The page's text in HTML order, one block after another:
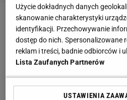
Zobacz wideoHansi Flick
treningowym Barcelony!
miał podjazdu
Użycie dokładnych danych
skanowanie charakterystyki
identyfikacji. Przechowywanie
dostęp do nich. Spersonalizowane
reklam i treści, badnie odbiorców i
Lista Zaufanych Partnerów
USTAWIENIA